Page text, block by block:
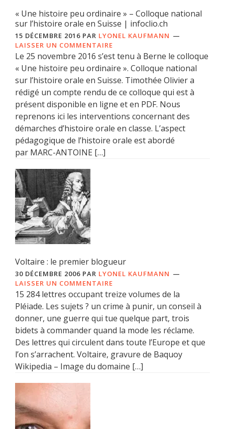
« Une histoire peu ordinaire » – Colloque national
sur l’histoire orale en Suisse | infoclio.ch
15 DÉCEMBRE 2016 PAR LYONEL KAUFMANN
LAISSER UN COMMENTAIRE
Le 25 novembre 2016 s’est tenu à Berne le colloque
« Une histoire peu ordinaire ». Colloque national
sur l’histoire orale en Suisse. Timothée Olivier a
rédigé un compte rendu de ce colloque qui est à
présent disponible en ligne et en PDF. Nous
reprenons ici les interventions concernant des
démarches d’histoire orale en classe. L’aspect
pédagogique de l’histoire orale est abordé
par MARC-ANTOINE […]
Voltaire : le premier blogueur
30 DÉCEMBRE 2006 PAR LYONEL KAUFMANN
LAISSER UN COMMENTAIRE
15 284 lettres occupant treize volumes de la
Pléiade. Les sujets ? un crime à punir, un conseil à
donner, une guerre qui tue quelque part, trois
bidets à commander quand la mode les réclame.
Des lettres qui circulent dans toute l’Europe et que
l’on s’arrachent. Voltaire, gravure de Baquoy
Wikipedia – Image du domaine […]